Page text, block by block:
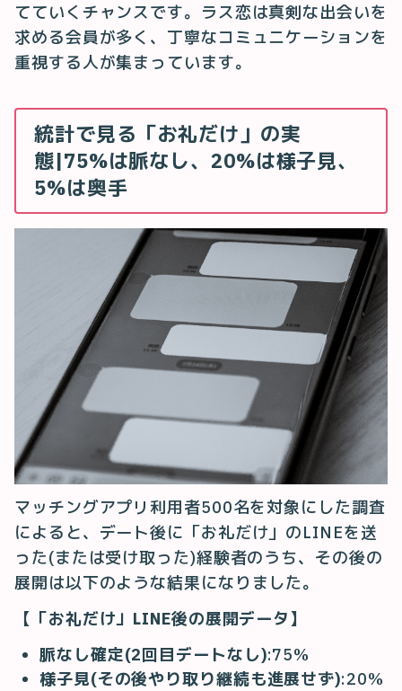
てていくチャンスです。ラス恋は真剣な出会いを
求める会員が多く、丁寧なコミュニケーションを
重視する人が集まっています。
統計で見る「お礼だけ」の実
態|75%は脈なし、20%は様子見、
5%は奥手
マッチングアプリ利用者500名を対象にした調査
によると、デート後に「お礼だけ」のLINEを送
った(または受け取った)経験者のうち、その後の
展開は以下のような結果になりました。
【「お礼だけ」LINE後の展開データ】
脈なし確定(2回目デートなし):75%
様子見(その後やり取り継続も進展せず):20%